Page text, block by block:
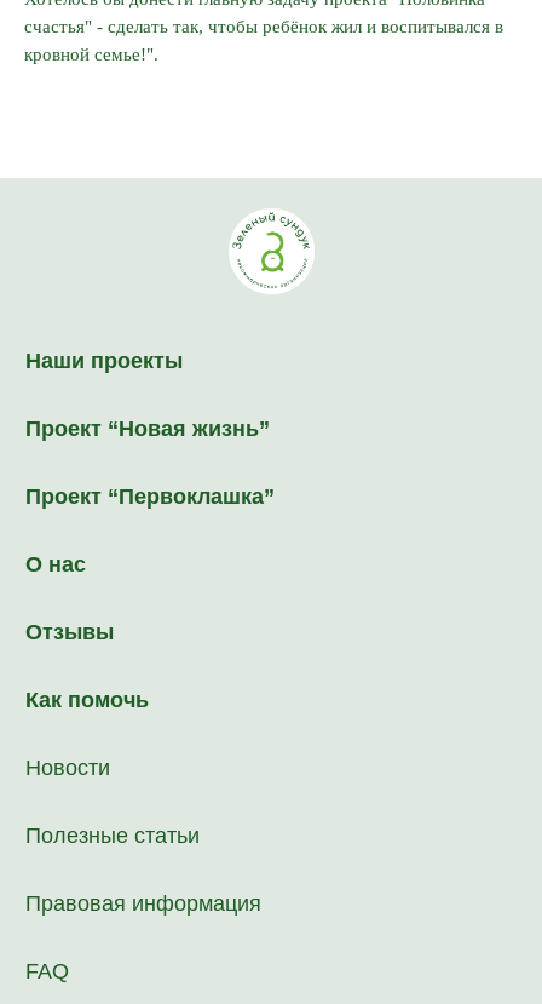
счастья" - сделать так, чтобы ребёнок жил и воспитывался в
кровной семье!".
Проект “Первоклашка”
О нас
FAQ
Контакты
88005500230
Политика обработки персональных данных
Мы ВКонтакте